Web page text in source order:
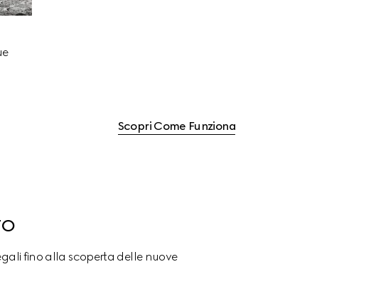
Scopri Come Funziona
fino alla scoperta delle nuove